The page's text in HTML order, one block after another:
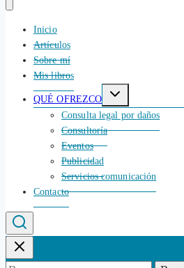
Inicio
Artículos
Sobre mí
Mis libros
QUÉ OFREZCO
Alternar
hijo
Consulta legal por daños
Consultoría
Eventos
Publicidad
Servicios comunicación
Contacto